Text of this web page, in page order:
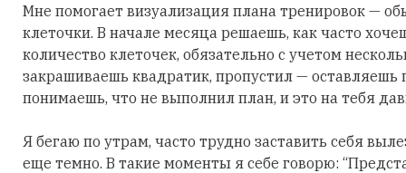
Мне помогает визуализация плана тренировок —
клеточки. В начале месяца решаешь, как часто
количество клеточек, обязательно с учетом
закрашиваешь квадратик, пропустил —
понимаешь, что не выполнил план, и это на тебя
Я бегаю по утрам, часто трудно заставить себя
еще темно. В такие моменты я себе говорю: